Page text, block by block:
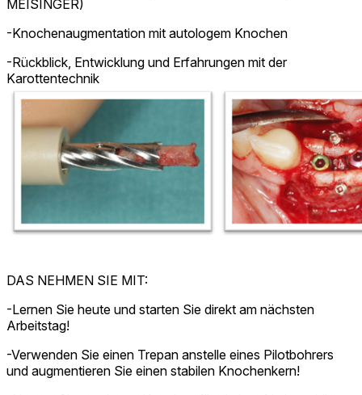
MEISINGER)
-Knochenaugmentation mit autologem Knochen
-Rückblick, Entwicklung und Erfahrungen mit der
Karottentechnik
DAS NEHMEN SIE MIT:
-Lernen Sie heute und starten Sie direkt am nächsten
Arbeitstag!
-Verwenden Sie einen Trepan anstelle eines Pilotbohrers
und augmentieren Sie einen stabilen Knochenkern!